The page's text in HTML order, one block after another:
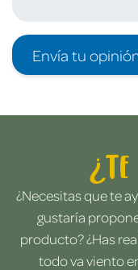
Envía tu
¿Necesitas que te
gustaría
producto? ¿Has
todo va viento